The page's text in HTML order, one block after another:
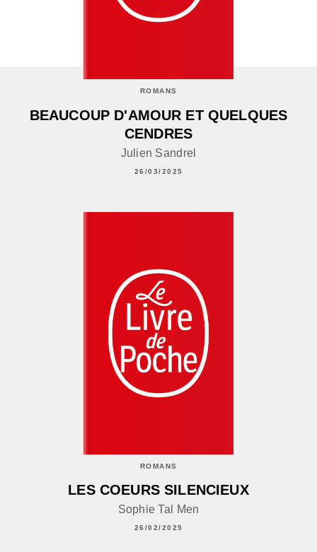
ROMANS
BEAUCOUP D'AMOUR ET QUELQUES
CENDRES
Julien Sandrel
26/03/2025
ROMANS
LES COEURS SILENCIEUX
Sophie Tal Men
26/02/2025